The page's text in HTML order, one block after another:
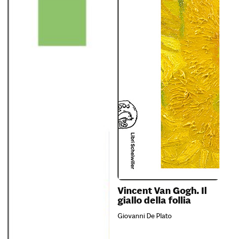
Vincent Van Gogh. Il
giallo della follia
Giovanni De Plato